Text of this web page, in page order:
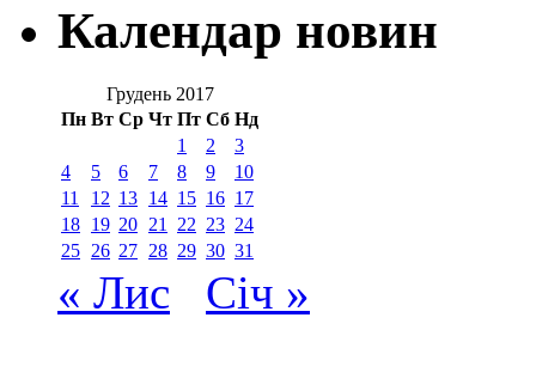
Календар новин
Грудень 2017
Пн Вт Ср Чт Пт Сб Нд
1
2
3
4
5 6 7 8 9
10
11
12 13 14 15 16 17
18 19 20 21 22 23 24
25 26 27 28 29 30 31
« Лис Січ »